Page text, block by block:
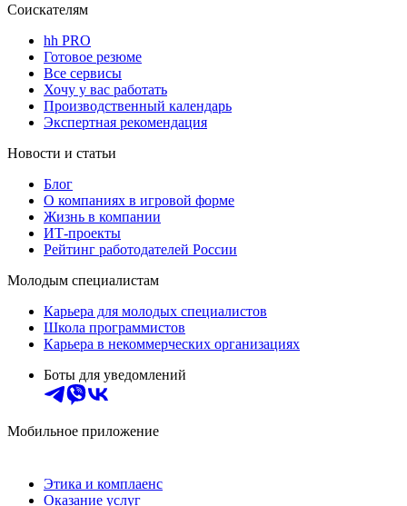
Соискателям
hh PRO
Готовое резюме
Все сервисы
Хочу у вас работать
Производственный календарь
Экспертная рекомендация
Новости и статьи
Блог
О компаниях в игровой форме
Жизнь в компании
ИТ-проекты
Рейтинг работодателей России
Молодым специалистам
Карьера для молодых специалистов
Школа программистов
Карьера в некоммерческих организациях
Боты для уведомлений
Мобильное приложение
Этика и комплаенс
Оказание услуг